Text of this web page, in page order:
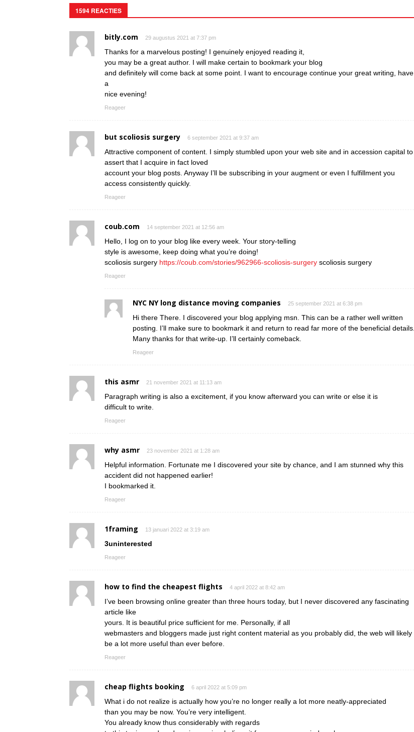
1594 REACTIES
bitly.com 29 augustus 2021 at 7:37 pm
Thanks for a marvelous posting! I genuinely enjoyed reading it,
you may be a great author. I will make certain to bookmark your blog
and definitely will come back at some point. I want to encourage continue your great writing, have
a
nice evening!
Reageer
but scoliosis surgery 6 september 2021 at 9:37 am
Attractive component of content. I simply stumbled upon your web site and in accession capital to
assert that I acquire in fact loved
account your blog posts. Anyway I’ll be subscribing in your augment or even I fulfillment you
access consistently quickly.
Reageer
coub.com 14 september 2021 at 12:56 am
Hello, I log on to your blog like every week. Your story-telling
style is awesome, keep doing what you’re doing!
scoliosis surgery https://coub.com/stories/962966-scoliosis-surgery scoliosis surgery
Reageer
NYC NY long distance moving companies 25 september 2021 at 6:38 pm
Hi there There. I discovered your blog applying msn. This can be a rather well written
posting. I’ll make sure to bookmark it and return to read far more of the beneficial details.
Many thanks for that write-up. I’ll certainly comeback.
Reageer
this asmr 21 november 2021 at 11:13 am
Paragraph writing is also a excitement, if you know afterward you can write or else it is
difficult to write.
Reageer
why asmr 23 november 2021 at 1:28 am
Helpful information. Fortunate me I discovered your site by chance, and I am stunned why this
accident did not happened earlier!
I bookmarked it.
Reageer
1framing 13 januari 2022 at 3:19 am
3uninterested
Reageer
how to find the cheapest flights 4 april 2022 at 8:42 am
I’ve been browsing online greater than three hours today, but I never discovered any fascinating
article like
yours. It is beautiful price sufficient for me. Personally, if all
webmasters and bloggers made just right content material as you probably did, the web will likely
be a lot more useful than ever before.
Reageer
cheap flights booking 6 april 2022 at 5:09 pm
What i do not realize is actually how you’re no longer really a lot more neatly-appreciated
than you may be now. You’re very intelligent.
You already know thus considerably with regards